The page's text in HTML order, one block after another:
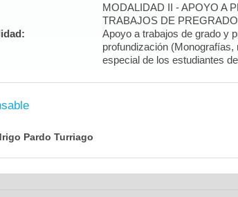
MODALIDAD II - APOYO A
TRABAJOS DE
Apoyo a trabajos de grado y
profundización
especial de los estudiantes
Pardo Turriago